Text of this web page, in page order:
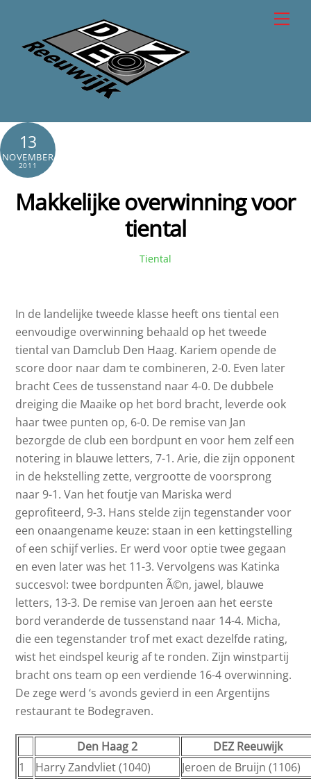
content
13
NOVEMBER
2011
Makkelijke overwinning voor
tiental
Tiental
In de landelijke tweede klasse heeft ons tiental een
eenvoudige overwinning behaald op het tweede
tiental van Damclub Den Haag. Kariem opende de
score door naar dam te combineren, 2-0. Even later
bracht Cees de tussenstand naar 4-0. De dubbele
dreiging die Maaike op het bord bracht, leverde ook
haar twee punten op, 6-0. De remise van Jan
bezorgde de club een bordpunt en voor hem zelf een
notering in blauwe letters, 7-1. Arie, die zijn opponent
in de hekstelling zette, vergrootte de voorsprong
naar 9-1. Van het foutje van Mariska werd
geprofiteerd, 9-3. Hans stelde zijn tegenstander voor
een onaangename keuze: staan in een kettingstelling
of een schijf verlies. Er werd voor optie twee gegaan
en even later was het 11-3. Vervolgens was Katinka
succesvol: twee bordpunten Ã©n, jawel, blauwe
letters, 13-3. De remise van Jeroen aan het eerste
bord veranderde de tussenstand naar 14-4. Micha,
die een tegenstander trof met exact dezelfde rating,
wist het eindspel keurig af te ronden. Zijn winstpartij
bracht ons team op een verdiende 16-4 overwinning.
De zege werd ‘s avonds gevierd in een Argentijns
restaurant te Bodegraven.
Den Haag 2
DEZ Reeuwijk
1
Harry Zandvliet (1040)
Jeroen de Bruijn (1106)